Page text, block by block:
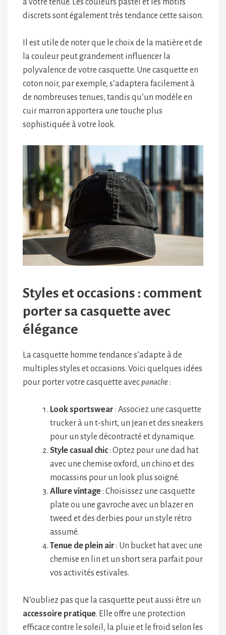
à votre tenue. Les couleurs pastel et les motifs
discrets sont également très tendance cette saison.
Il est utile de noter que le choix de la matière et de
la couleur peut grandement influencer la
polyvalence de votre casquette. Une casquette en
coton noir, par exemple, s’adaptera facilement à
de nombreuses tenues, tandis qu’un modèle en
cuir marron apportera une touche plus
sophistiquée à votre look.
Styles et occasions : comment
porter sa casquette avec
élégance
La casquette homme tendance s’adapte à de
multiples styles et occasions. Voici quelques idées
pour porter votre casquette avecpanache:
Look sportswear : Associez une casquette
trucker à un t-shirt, un jean et des sneakers
pour un style décontracté et dynamique.
Style casual chic: Optez pour une dad hat
avec une chemise oxford, un chino et des
mocassins pour un look plus soigné.
Allure vintage: Choisissez une casquette
plate ou une gavroche avec un blazer en
tweed et des derbies pour un style rétro
assumé.
Tenue de plein air : Un bucket hat avec une
chemise en lin et un short sera parfait pour
vos activités estivales.
N’oubliez pas que la casquette peut aussi être un
accessoire pratique. Elle offre une protection
efficace contre le soleil, la pluie et le froid selon les